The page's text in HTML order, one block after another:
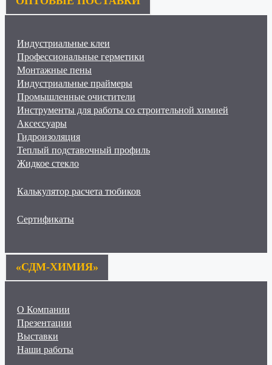
Индустриальные клеи
Профессиональные герметики
Монтажные пены
Индустриальные праймеры
Промышленные очистители
Инструменты для работы со строительной химией
Аксессуары
Гидроизоляция
Теплый подставочный профиль
Жидкое стекло
Калькулятор расчета тюбиков
Сертификаты
«СДМ-ХИМИЯ»
О Компании
Презентации
Выставки
Наши работы